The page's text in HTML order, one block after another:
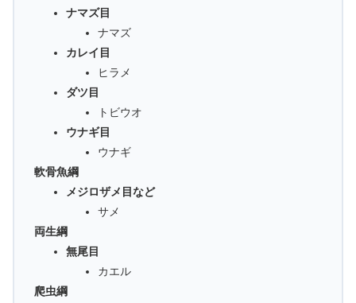
ナマズ目
ナマズ
カレイ目
ヒラメ
ダツ目
トビウオ
ウナギ目
ウナギ
軟骨魚綱
メジロザメ目など
サメ
両生綱
無尾目
カエル
爬虫綱